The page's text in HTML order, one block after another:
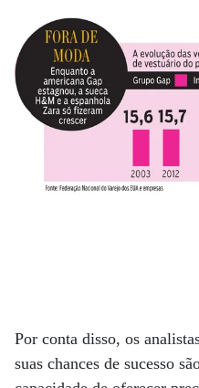
Por conta disso, os
suas chances de sucesso